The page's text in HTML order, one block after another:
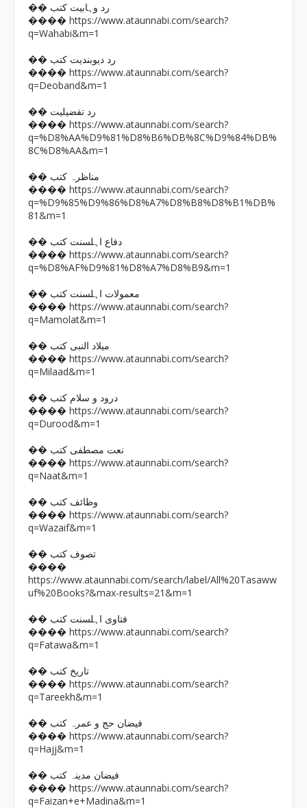
�� رد وہابیت کتب
���� https://www.ataunnabi.com/search?
q=Wahabi&m=1
�� رد دیوبندیت کتب
���� https://www.ataunnabi.com/search?
q=Deoband&m=1
�� رد تفضیلیت
���� https://www.ataunnabi.com/search?
q=%D8%AA%D9%81%D8%B6%DB%8C%D9%84%DB%
8C%D8%AA&m=1
�� مناظرہ کتب
���� https://www.ataunnabi.com/search?
q=%D9%85%D9%86%D8%A7%D8%B8%D8%B1%DB%
81&m=1
�� دفاع اہلسنت کتب
���� https://www.ataunnabi.com/search?
q=%D8%AF%D9%81%D8%A7%D8%B9&m=1
�� معمولات اہلسنت کتب
���� https://www.ataunnabi.com/search?
q=Mamolat&m=1
�� میلاد النبی کتب
���� https://www.ataunnabi.com/search?
q=Milaad&m=1
�� درود و سلام کتب
���� https://www.ataunnabi.com/search?
q=Durood&m=1
�� نعت مصطفی کتب
���� https://www.ataunnabi.com/search?
q=Naat&m=1
�� وظائف کتب
���� https://www.ataunnabi.com/search?
q=Wazaif&m=1
�� تصوف کتب
����
https://www.ataunnabi.com/search/label/All%20Tasaww
uf%20Books?&max-results=21&m=1
�� فتاوی اہلسنت کتب
���� https://www.ataunnabi.com/search?
q=Fatawa&m=1
�� تاریخ کتب
���� https://www.ataunnabi.com/search?
q=Tareekh&m=1
�� فیضان حج و عمرہ کتب
���� https://www.ataunnabi.com/search?
q=Hajj&m=1
�� فیضان مدینہ کتب
���� https://www.ataunnabi.com/search?
q=Faizan+e+Madina&m=1